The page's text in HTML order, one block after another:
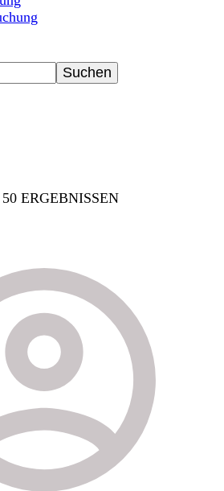
ERGEBNISSEN